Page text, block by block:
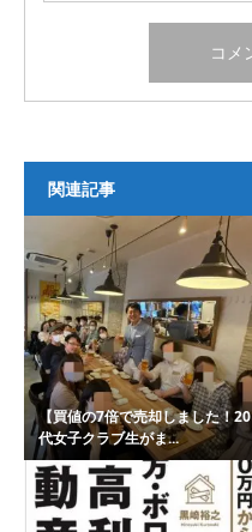
関連記事
【買値の7倍で売却しました！20
代女子クラブ生がま...